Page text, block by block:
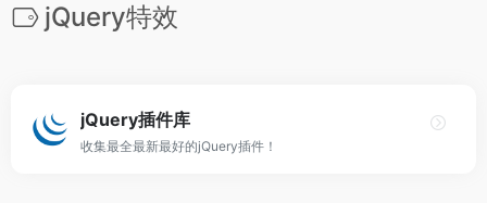
jQuery特效
jQuery插件库
收集最全最新最好的jQuery插件！